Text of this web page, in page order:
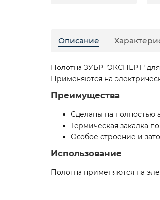
Описание
Полотна ЗУБР ″ЭКСПЕРТ″
Применяются на
Преимущества
Сделаны на полностью
Термическая закалка
Особое строение и
Использование
Полотна применяются на